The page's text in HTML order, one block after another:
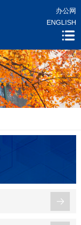
办公网
ENGLISH